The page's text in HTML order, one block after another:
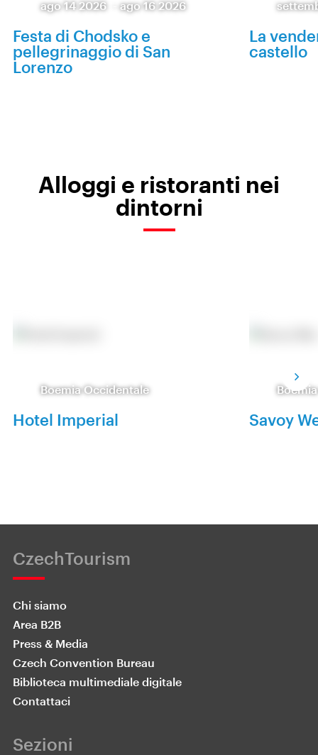
ago 14 2026
-ago 16 2026
Festa di Chodsko e
pellegrinaggio di San
Lorenzo
La
castello
Alloggi e ristoranti nei
dintorni
Boemia Occidentale
Hotel Imperial Savoy
CzechTourism
Chi siamo
Area B2B
Press & Media
Czech Convention Bureau
Biblioteca multimediale digitale
Contattaci
Sezioni